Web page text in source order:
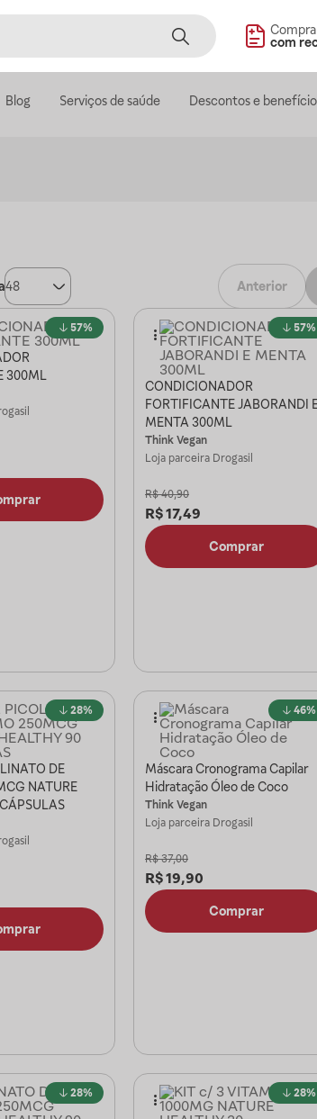
com
Blog Serviços de saúde Descontos e
48 Anterior
57%
300ML
57%
CONDICIONADOR
FORTIFICANTE JABORANDI
MENTA 300ML
Think Vegan
Loja parceira Drogasil
R$ 40,90
R$17,49
Comprar
28%
DE
NATURE
46%
Máscara Cronograma Capilar
Hidratação Óleo de Coco
Think Vegan
Loja parceira Drogasil
R$ 37,00
R$19,90
Comprar
28% 28%